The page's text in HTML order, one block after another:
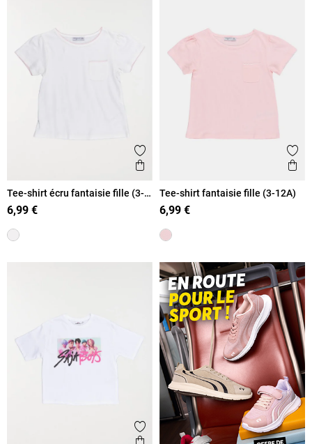
Ajouter aux favoris
Aperçu rapide
Tee-shirt écru fantaisie fille (3-
12A)
6,99 €
Tee-shirt fantaisie fille (3-12A)
6,99 €
Ajouter aux favoris